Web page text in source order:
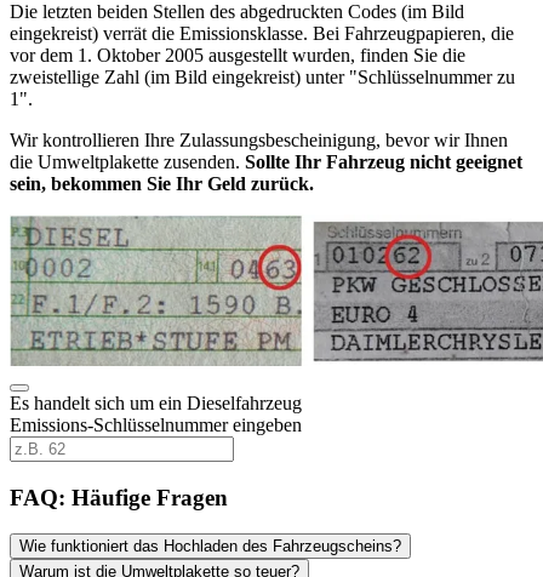
Die letzten beiden Stellen des abgedruckten Codes (im Bild
eingekreist) verrät die Emissionsklasse. Bei Fahrzeugpapieren, die
vor dem 1. Oktober 2005 ausgestellt wurden, finden Sie die
zweistellige Zahl (im Bild eingekreist) unter "Schlüsselnummer zu
1".
Wir kontrollieren Ihre Zulassungsbescheinigung, bevor wir Ihnen
die Umweltplakette zusenden. Sollte Ihr Fahrzeug nicht geeignet
sein, bekommen Sie Ihr Geld zurück.
Es handelt sich um ein Dieselfahrzeug
Emissions-Schlüsselnummer eingeben
FAQ: Häufige Fragen
Wie funktioniert das Hochladen des Fahrzeugscheins?
Warum ist die Umweltplakette so teuer?